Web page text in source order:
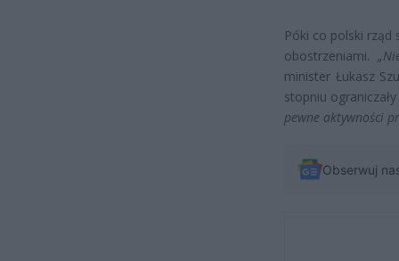
Póki co polski rząd
obostrzeniami.
minister Łukasz
stopniu
pewne aktywności
Obserwuj